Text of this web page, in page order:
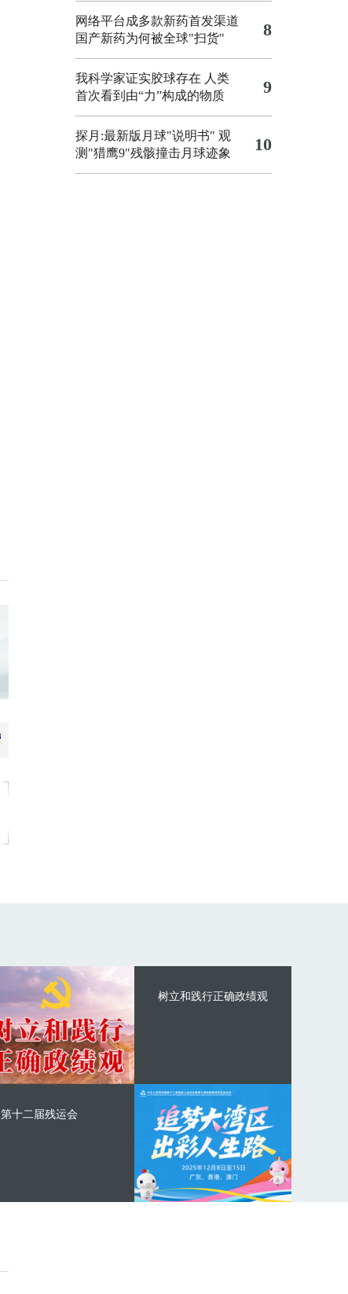
网络平台成多款新药首发渠道
国产新药为何被全球"扫货"
8
我科学家证实胶球存在 人类
首次看到由“力”构成的物质
9
探月:最新版月球"说明书" 观
测"猎鹰9"残骸撞击月球迹象
10
树立和践行正确政绩观
第十二届残运会